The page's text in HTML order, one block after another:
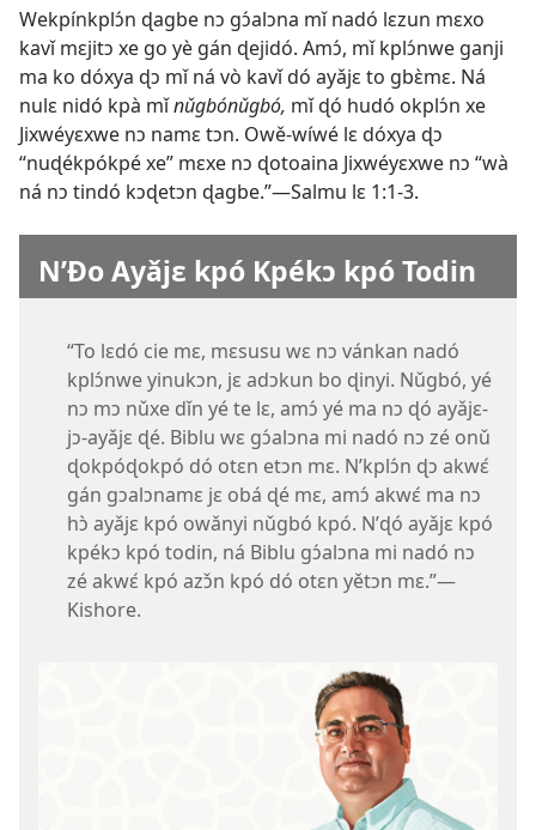
Wekpínkplɔ́n ɖagbe nɔ gɔ́alɔna mǐ nadó lɛzun mɛxo
kavǐ mɛjitɔ xe go yè gán ɖejidó. Amɔ́, mǐ kplɔ́nwe ganji
ma ko dóxya ɖɔ mǐ ná vò kavǐ dó ayǎjɛ to gbɛ̀mɛ. Ná
nulɛ nidó kpà mǐnǔgbónǔgbó, mǐ ɖó hudó okplɔ́n xe
Jixwéyɛxwe nɔ namɛ tɔn. Owě-wíwé lɛ dóxya ɖɔ
“nuɖékpókpé xe” mɛxe nɔ ɖotoaina Jixwéyɛxwe nɔ “wà
ná nɔ tindó kɔɖetɔn ɖagbe.”—Salmu lɛ 1:1-3.
N’Ðo Ayǎjɛ kpó Kpékɔ kpó Todin
“To lɛdó cie mɛ, mɛsusu wɛ nɔ vánkan nadó
kplɔ́nwe yinukɔn, jɛ adɔkun bo ɖinyi. Nǔgbó, yé
nɔ mɔ nǔxe dǐn yé te lɛ, amɔ́ yé ma nɔ ɖó ayǎjɛ-
jɔ-ayǎjɛ ɖé. Biblu wɛ gɔ́alɔna mi nadó nɔ zé onǔ
ɖokpóɖokpó dó otɛn etɔn mɛ. N’kplɔ́n ɖɔ akwɛ́
gán gɔalɔnamɛ jɛ obá ɖé mɛ, amɔ́ akwɛ́ ma nɔ
hɔ̀ ayǎjɛ kpó owǎnyi nǔgbó kpó. N’ɖó ayǎjɛ kpó
kpékɔ kpó todin, ná Biblu gɔ́alɔna mi nadó nɔ
zé akwɛ́ kpó azɔ̌n kpó dó otɛn yětɔn mɛ.”—
Kishore.